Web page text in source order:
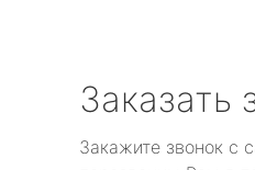
Заказать
Закажите звонок с